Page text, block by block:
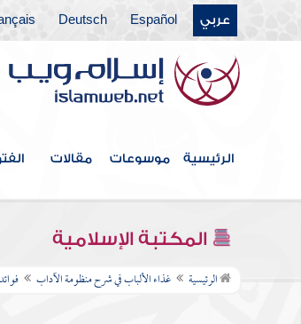
عربي Español
Deutsch
الرئيسية موسوعات مقالات
المكتبة الإسلامية
الرئيسية غذاء الألباب في شرح منظومة الآداب
مطلب في بيان حسن الخلق
مطلب إذا كان للمرأة أزواج لمن تكون في
الآخرة
بر الوالدين
مطلب في الحمام وكيفية الدخول
والاستحمام
فوائد في أشياء من آداب قراءة القرآن